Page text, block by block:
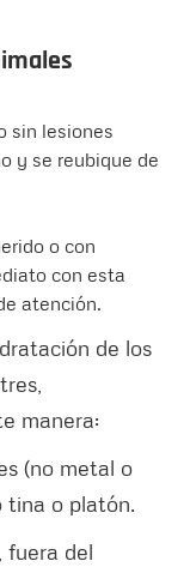
sin lesiones
y se reubique de
o con
con esta
atención.
de los
manera:
(no metal o
tina o platón.
fuera del